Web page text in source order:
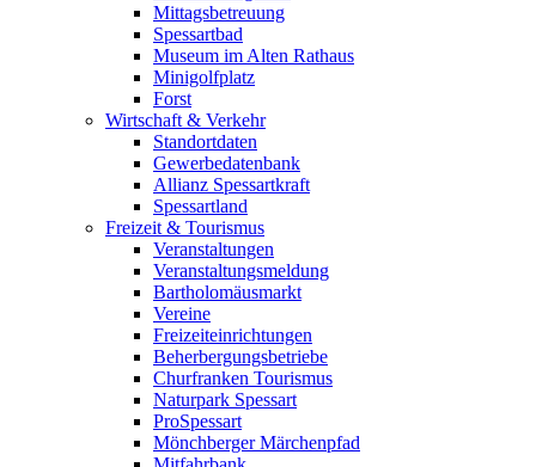
Mittagsbetreuung
Spessartbad
Museum im Alten Rathaus
Minigolfplatz
Forst
Wirtschaft & Verkehr
Standortdaten
Gewerbedatenbank
Allianz Spessartkraft
Spessartland
Freizeit & Tourismus
Veranstaltungen
Veranstaltungsmeldung
Bartholomäusmarkt
Vereine
Freizeiteinrichtungen
Beherbergungsbetriebe
Churfranken Tourismus
Naturpark Spessart
ProSpessart
Mönchberger Märchenpfad